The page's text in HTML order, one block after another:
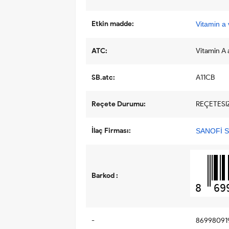
Etkin madde: Vitamin a
ATC: Vitamin A
SB.atc: A11CB
Reçete Durumu:
İlaç Firması: SANOFİ
Barkod :
8
-